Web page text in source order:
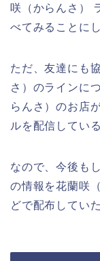
咲（からんさ）
べてみることに
ただ、友達にも
さ）のラインに
らんさ）のお店
ルを配信してい
なので、今後も
の情報を花蘭咲
どで配布してい